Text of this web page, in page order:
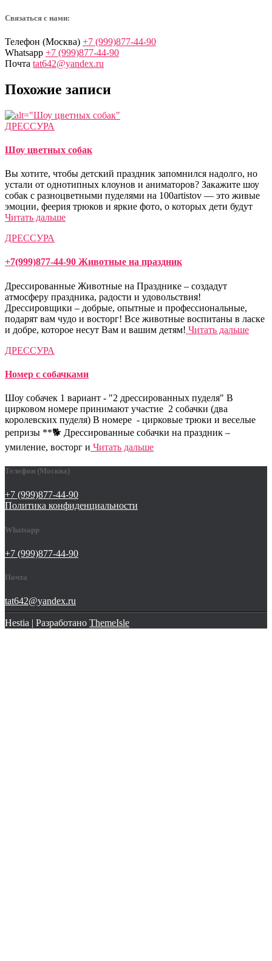
Связаться с нами:
Телефон (Москва) +7 (999)877-44-90
Whatsapp +7 (999)877-44-90
Почта tat642@yandex.ru
Похожие записи
ДРЕССУРА
Шоу цветных собак
Вы хотите, чтобы детский праздник запомнился надолго, но
устали от однотипных клоунов и аниматоров? Закажите шоу
собак с разноцветными пуделями на 100artistov — это живые
эмоции, феерия трюков и яркие фото, о которых дети будут
Читать дальше
ДРЕССУРА
+7(999)877-44-90 Животные на праздник
Дрессированные Животные на Празднике – создадут
атмосферу праздника, радости и удовольствия!
Дрессировщики – добрые, опытные и профессиональные,
подарят вам чудо и восторг! Все животные воспитаны в ласке
и добре, которое несут Вам и вашим детям! Читать дальше
ДРЕССУРА
Номер с собачками
Шоу собачек 1 вариант - "2 дрессированных пуделя" В
цирковом номере принимают участие 2 собачки (два
королевских пуделя) В номере - цирковые трюки и веселые
репризы **🐕 Дрессированные собачки на праздник –
умиление, восторг и Читать дальше
Телефон (Москва)
+7 (999)877-44-90
Политика конфиденциальности
Whatsapp
+7 (999)877-44-90
Почта
tat642@yandex.ru
Hestia | Разработано ThemeIsle